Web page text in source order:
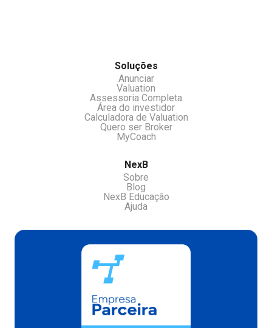
Soluções
Anunciar
Valuation
Assessoria Completa
Área do investidor
Calculadora de Valuation
Quero ser Broker
MyCoach
NexB
Sobre
Blog
NexB Educação
Ajuda